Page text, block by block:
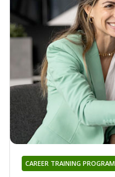
CAREER TRAINING PROGRAM